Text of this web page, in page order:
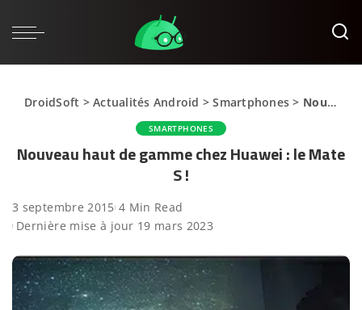
DroidSoft >Actualités Android >Smartphones > Nouveau haut de gamme chez Huawei : le Mate S !
SMARTPHONES
Nouveau haut de gamme chez Huawei : le Mate
S !
3 septembre 2015 4 Min Read
Dernière mise à jour 19 mars 2023